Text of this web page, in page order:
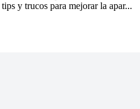
y trucos para mejorar la apar...